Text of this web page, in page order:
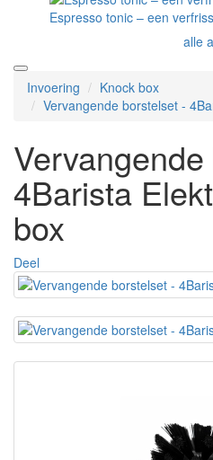
Espresso tonic – een
alle
Invoering
Knock box
Vervangende borstelset -
4Barista
box
Deel